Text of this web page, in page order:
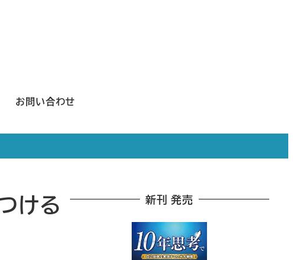
お問い合わせ
ける
新刊 発売